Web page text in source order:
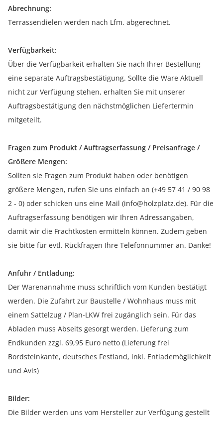
Abrechnung:
Terrassendielen werden nach Lfm. abgerechnet.
Verfügbarkeit:
Über die Verfügbarkeit erhalten Sie nach Ihrer Bestellung
eine separate Auftragsbestätigung. Sollte die Ware Aktuell
nicht zur Verfügung stehen, erhalten Sie mit unserer
Auftragsbestätigung den nächstmöglichen Liefertermin
mitgeteilt.
Fragen zum Produkt / Auftragserfassung / Preisanfrage /
Größere Mengen:
Sollten sie Fragen zum Produkt haben oder benötigen
größere Mengen, rufen Sie uns einfach an (+49 57 41 / 90 98
2 - 0) oder schicken uns eine Mail (info@holzplatz.de). Für die
Auftragserfassung benötigen wir Ihren Adressangaben,
damit wir die Frachtkosten ermitteln können. Zudem geben
sie bitte für evtl. Rückfragen Ihre Telefonnummer an. Danke!
Anfuhr / Entladung:
Der Warenannahme muss schriftlich vom Kunden bestätigt
werden. Die Zufahrt zur Baustelle / Wohnhaus muss mit
einem Sattelzug / Plan-LKW frei zugänglich sein. Für das
Abladen muss Abseits gesorgt werden. Lieferung zum
Endkunden zzgl. 69,95 Euro netto (Lieferung frei
Bordsteinkante, deutsches Festland, inkl. Entlademöglichkeit
und Avis)
Bilder:
Die Bilder werden uns vom Hersteller zur Verfügung gestellt